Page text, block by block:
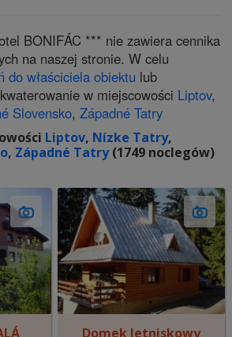
BONIFÁC *** nie zawiera cennika
na naszej stronie. W celu
do właściciela obiektu lub
w miejscowości Liptov,
Slovensko, Západné Tatry
Liptov, Nízke Tatry,
, Západné Tatry(1749 noclegów)
Domek letniskowy